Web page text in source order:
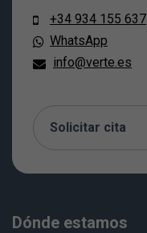
+34 934 155 637
WhatsApp
info@verte.es
Solicitar cita
Dónde estamos